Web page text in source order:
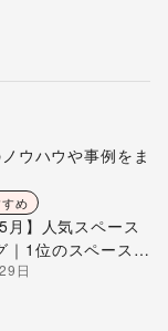
ウハウや事例をま
め
月】人気スペース
｜1位のスペースを
説
日